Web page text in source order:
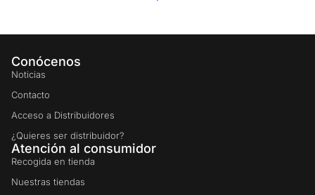
Conócenos
Noticias
Contacto
Acceso a Distribuidores
¿Quieres ser distribuidor?
Atención al consumidor
Recogida en tienda
Nuestras tiendas